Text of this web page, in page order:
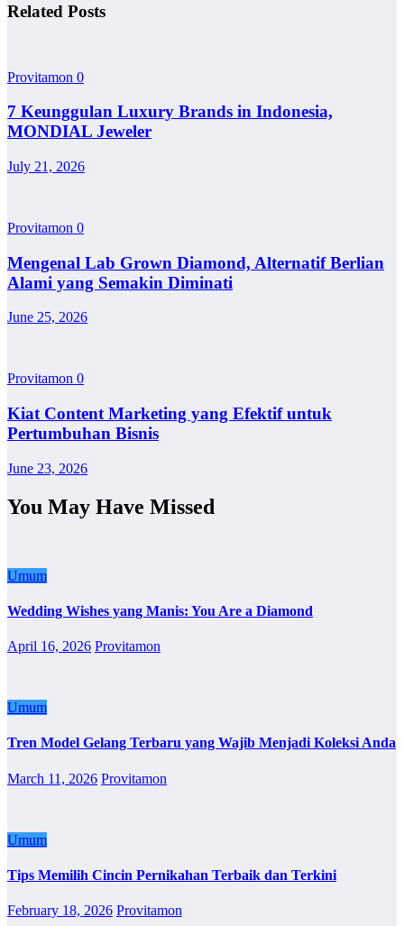
Related Posts
Provitamon 0
7 Keunggulan Luxury Brands in Indonesia,
MONDIAL Jeweler
July 21, 2026
Provitamon 0
Mengenal Lab Grown Diamond, Alternatif Berlian
Alami yang Semakin Diminati
June 25, 2026
Provitamon 0
Kiat Content Marketing yang Efektif untuk
Pertumbuhan Bisnis
June 23, 2026
You May Have Missed
Umum
Wedding Wishes yang Manis: You Are a Diamond
April 16, 2026 Provitamon
Umum
Tren Model Gelang Terbaru yang Wajib Menjadi Koleksi Anda
March 11, 2026 Provitamon
Umum
Tips Memilih Cincin Pernikahan Terbaik dan Terkini
February 18, 2026 Provitamon